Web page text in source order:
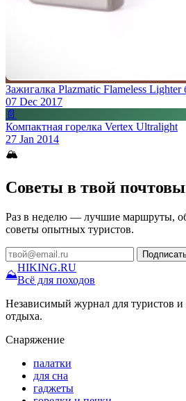
Зажигалка Plazmatic Flameless Lighter
07 Dec 2017
📄
Компактная горелка Vertex Ultralight
27 Jan 2014
🏔
Советы в твой
Раз в неделю — лучшие маршруты,
советы опытных туристов.
⛰
HIKING.RU
Всё для походов
Независимый журнал для туристов
отдыха.
Снаряжение
палатки
для сна
гаджеты